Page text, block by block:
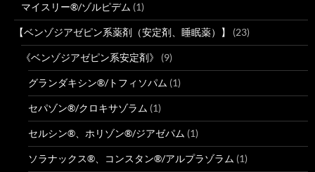
マイスリー®/ゾルピデム (1)
【ベンゾジアゼピン系薬剤（安定剤、睡眠薬）】 (23)
《ベンゾジアゼピン系安定剤》 (9)
グランダキシン®/トフィソパム (1)
セパゾン®/クロキサゾラム (1)
セルシン®、ホリゾン®/ジアゼパム (1)
ソラナックス®、コンスタン®/アルプラゾラム (1)